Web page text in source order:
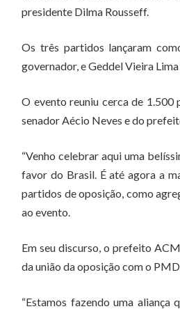
presidente Dilma Rousseff.
Os três partidos lançaram
governador, e Geddel Vieira
O evento reuniu cerca de 1.500
senador Aécio Neves e do
“Venho celebrar aqui uma
favor do Brasil. É até agora a
partidos de oposição, como
ao evento.
Em seu discurso, o prefeito
da união da oposição com o
“Estamos fazendo uma aliança